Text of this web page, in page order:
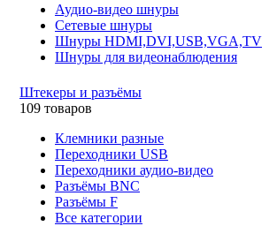
Аудио-видео шнуры
Сетевые шнуры
Шнуры HDMI,DVI,USB,VGA,TV
Шнуры для видеонаблюдения
Штекеры и разъёмы
109 товаров
Клемники разные
Переходники USB
Переходники аудио-видео
Разъёмы BNC
Разъёмы F
Все категории